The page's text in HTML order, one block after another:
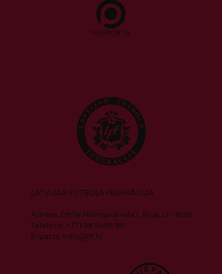
LATVIJAS FUTBOLA FEDERĀCIJA
Adrese: Emiļa Melngaiļa iela 1, Rīga, LV-1010
Telefons: +371 28 5598 98
E-pasts: info@lff.lv